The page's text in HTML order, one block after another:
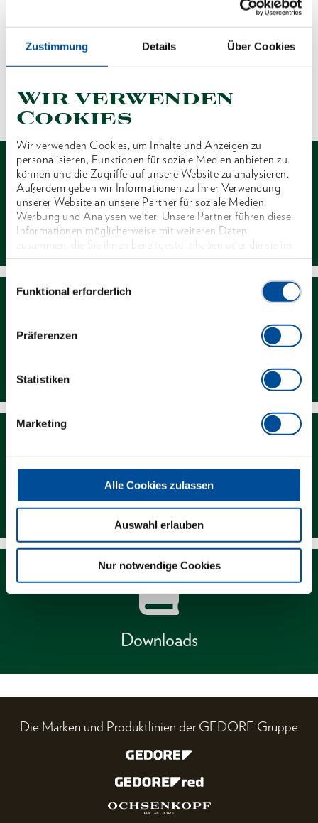
Zustimmung Details Über Cookies
Wir verwenden
Cookies
Wir verwenden Cookies, um Inhalte und Anzeigen zu
personalisieren, Funktionen für soziale Medien anbieten zu
können und die Zugriffe auf unsere Website zu analysieren.
Außerdem geben wir Informationen zu Ihrer Verwendung
unserer Website an unsere Partner für soziale Medien,
Werbung und Analysen weiter. Unsere Partner führen diese
Informationen möglicherweise mit weiteren Daten
zusammen, die Sie ihnen bereitgestellt haben oder die sie im
Rahmen Ihrer Nutzung der Dienste gesammelt haben. Unsere
Einwilligungsauswahl
Funktional erforderlich
Präferenzen
Statistiken
Marketing
Alle Cookies zulassen
Auswahl erlauben
Nur notwendige Cookies
Lieferumfang
Kontakt
Händlersuche
Downloads
Die Marken und Produktlinien der GEDORE Gruppe